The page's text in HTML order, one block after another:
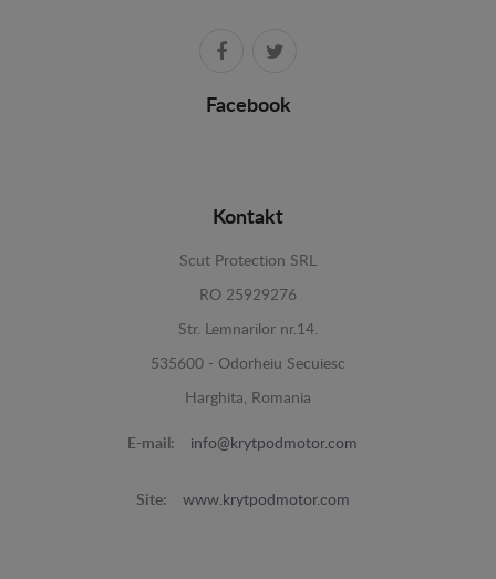
Facebook
Kontakt
Scut Protection SRL
RO 25929276
Str. Lemnarilor nr.14.
535600 - Odorheiu Secuiesc
Harghita, Romania
E-mail: info@krytpodmotor.com
Site: www.krytpodmotor.com